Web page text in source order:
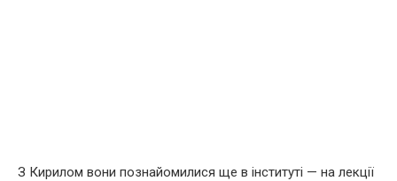
З Кирилом вони познайомилися ще в інституті — на лекції